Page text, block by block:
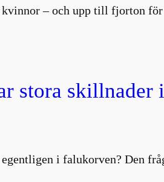
– och upp till fjorton
stora skillnader
i falukorven? Den